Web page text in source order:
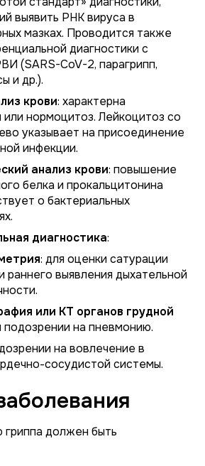
выявить РНК вируса в
мазках. Проводится также
диагностики с
(SARS-CoV-2, парагрипп,
и др.).
крови: характерна
или нормоцитоз. Лейкоцитоз со
указывает на присоединение
инфекции.
анализ крови: повышение
белка и прокальцитонина
о бактериальных
диагностика:
: для оценки сатурации
раннего выявления дыхательной
или КТ органов грудной
подозрении на пневмонию.
на вовлечение в
сосудистой системы.
должен быть